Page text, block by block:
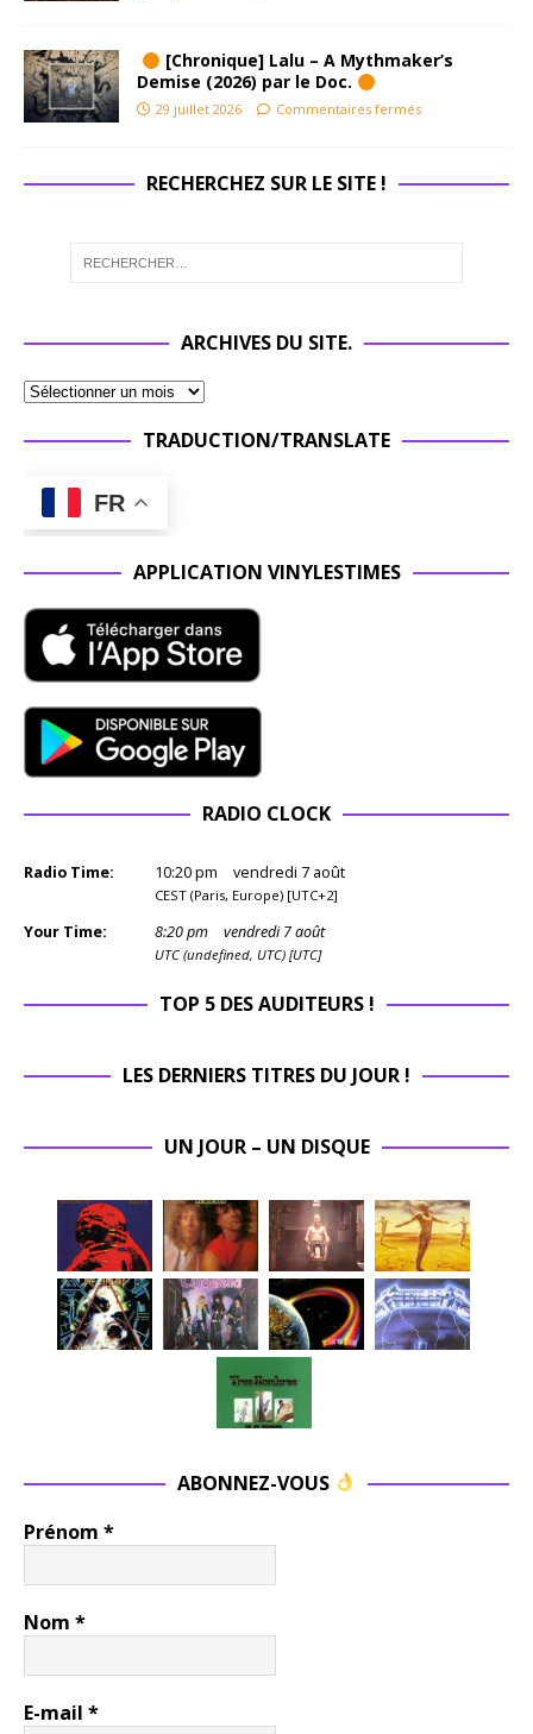
[Chronique] Lalu – A Mythmaker’s
Demise (2026) par le Doc.
29 juillet 2026 Commentaires fermés
RECHERCHEZ SUR LE SITE !
ARCHIVES DU SITE.
TRADUCTION/TRANSLATE
FR
APPLICATION VINYLESTIMES
RADIO CLOCK
Radio Time: 10:20pm vendredi 7 août
CEST (Paris, Europe) [UTC+2]
Your Time: 8:20pm vendredi 7 août
UTC (undefined, UTC) [UTC]
TOP 5 DES AUDITEURS !
LES DERNIERS TITRES DU JOUR !
UN JOUR – UN DISQUE
ABONNEZ-VOUS
Prénom *
Nom *
E-mail *